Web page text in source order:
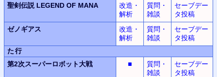
聖剣伝説 LEGEND OF MANA
改造・
解析
質問・
雑談
セーブデー
タ投稿
ゼノギアス
改造・
解析
質問・
雑談
セーブデー
タ投稿
た行
第2次スーパーロボット大戦 ■
質問・
雑談
セーブデー
タ投稿